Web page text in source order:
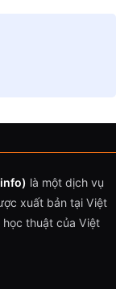
là một dịch vụ
xuất bản tại Việt
học thuật của Việt